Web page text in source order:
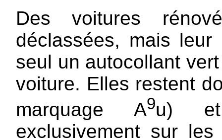
Des voitures
déclassées, mais
seul un autocollant
voiture. Elles restent
marquage A9u) et
exclusivement sur